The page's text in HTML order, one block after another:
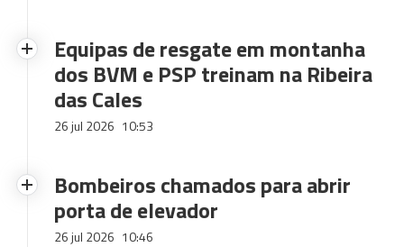
Equipas de resgate em montanha
dos BVM e PSP treinam na Ribeira
das Cales
26 jul 2026 10:53
Bombeiros chamados para abrir
porta de elevador
26 jul 2026 10:46